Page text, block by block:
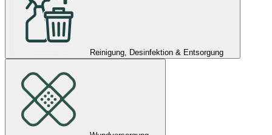
Reinigung, Desinfektion & Entsorgung